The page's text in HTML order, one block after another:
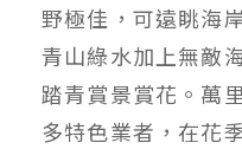
野極佳，可遠眺海
青山綠水加上無敵
踏青賞景賞花。萬
多特色業者，在花